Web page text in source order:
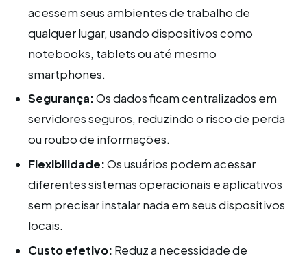
acessem seus ambientes de trabalho de
qualquer lugar, usando dispositivos como
notebooks, tablets ou até mesmo
smartphones.
Segurança:Os dados ficam centralizados em
servidores seguros, reduzindo o risco de perda
ou roubo de informações.
Flexibilidade:Os usuários podem acessar
diferentes sistemas operacionais e aplicativos
sem precisar instalar nada em seus dispositivos
locais.
Custo efetivo: Reduz a necessidade de